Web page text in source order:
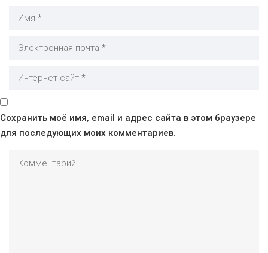
Сохранить моё имя, email и адрес сайта в этом браузере
для последующих моих комментариев.